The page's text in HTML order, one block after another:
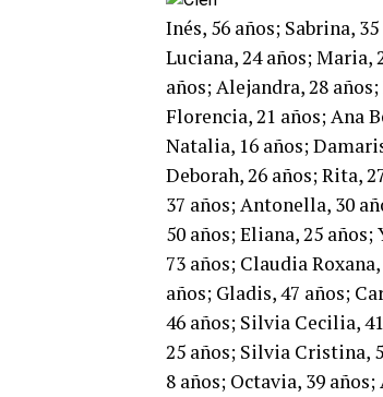
Inés, 56 años; Sabrina,
Luciana, 24 años; Maria,
años; Alejandra, 28
Florencia, 21 años; Ana
Natalia, 16 años;
Deborah, 26 años; Rita,
37 años; Antonella, 30
50 años; Eliana, 25
73 años; Claudia
años; Gladis, 47 años;
46 años; Silvia Cecilia,
25 años; Silvia Cristina,
8 años; Octavia, 39